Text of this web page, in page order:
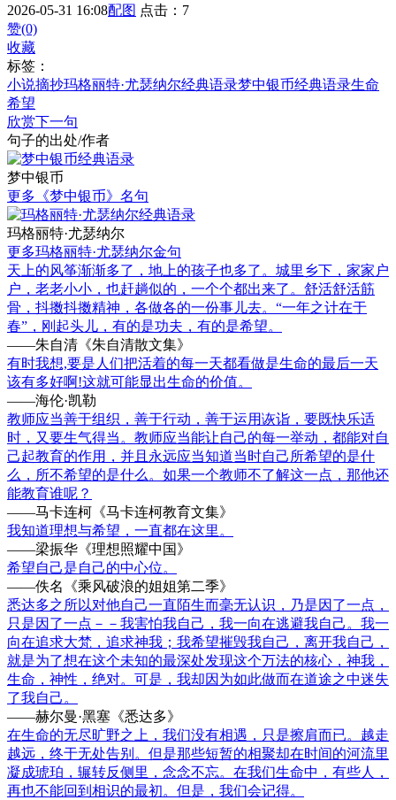
2026-05-31 16:08配图 点击：7
赞(0)
收藏
标签：
小说摘抄玛格丽特·尤瑟纳尔经典语录梦中银币经典语录生命
希望
欣赏下一句
句子的出处/作者
梦中银币
更多《梦中银币》名句
玛格丽特·尤瑟纳尔
更多玛格丽特·尤瑟纳尔金句
天上的风筝渐渐多了，地上的孩子也多了。城里乡下，家家户
户，老老小小，也赶趟似的，一个个都出来了。舒活舒活筋
骨，抖擞抖擞精神，各做各的一份事儿去。“一年之计在于
春”，刚起头儿，有的是功夫，有的是希望。
——朱自清《朱自清散文集》
有时我想,要是人们把活着的每一天都看做是生命的最后一天
该有多好啊!这就可能显出生命的价值。
——海伦·凯勒
教师应当善于组织，善于行动，善于运用诙诣，要既快乐适
时，又要生气得当。教师应当能让自己的每一举动，都能对自
己起教育的作用，并且永远应当知道当时自己所希望的是什
么，所不希望的是什么。如果一个教师不了解这一点，那他还
能教育谁呢？
——马卡连柯《马卡连柯教育文集》
我知道理想与希望，一直都在这里。
——梁振华《理想照耀中国》
希望自己是自己的中心位。
——佚名《乘风破浪的姐姐第二季》
悉达多之所以对他自己一直陌生而毫无认识，乃是因了一点，
只是因了一点－－我害怕我自己，我一向在逃避我自己。我一
向在追求大梵，追求神我；我希望摧毁我自己，离开我自己，
就是为了想在这个未知的最深处发现这个万法的核心，神我，
生命，神性，绝对。可是，我却因为如此做而在道途之中迷失
了我自己。
——赫尔曼·黑塞《悉达多》
在生命的无尽旷野之上，我们没有相遇，只是擦肩而已。越走
越远，终于无处告别。但是那些短暂的相聚却在时间的河流里
凝成琥珀，辗转反侧里，念念不忘。在我们生命中，有些人，
再也不能回到相识的最初。但是，我们会记得。